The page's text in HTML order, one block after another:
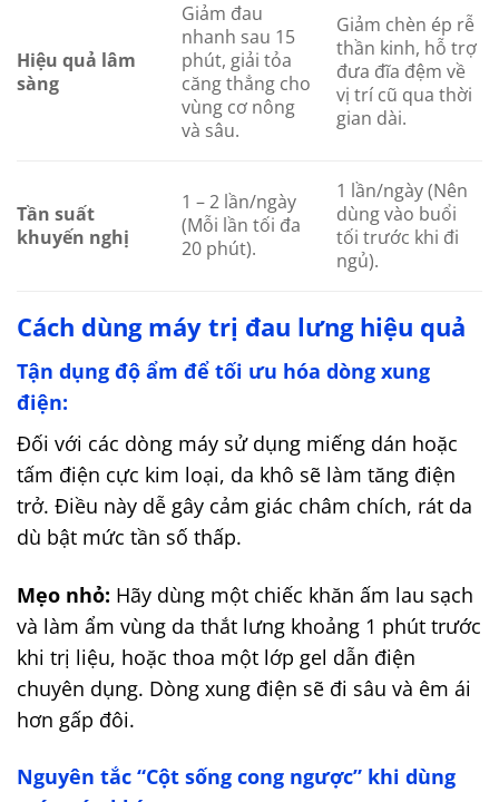
Hiệu quả lâm
sàng
Giảm đau
nhanh sau 15
phút, giải tỏa
căng thẳng cho
vùng cơ nông
và sâu.
Giảm chèn ép rễ
thần kinh, hỗ trợ
đưa đĩa đệm về
vị trí cũ qua thời
gian dài.
Tần suất
khuyến nghị
1 – 2 lần/ngày
(Mỗi lần tối đa
20 phút).
1 lần/ngày (Nên
dùng vào buổi
tối trước khi đi
ngủ).
Cách dùng máy trị đau lưng hiệu quả
Tận dụng độ ẩm để tối ưu hóa dòng xung
điện:
Đối với các dòng máy sử dụng miếng dán hoặc
tấm điện cực kim loại, da khô sẽ làm tăng điện
trở. Điều này dễ gây cảm giác châm chích, rát da
dù bật mức tần số thấp.
Mẹo nhỏ: Hãy dùng một chiếc khăn ấm lau sạch
và làm ẩm vùng da thắt lưng khoảng 1 phút trước
khi trị liệu, hoặc thoa một lớp gel dẫn điện
chuyên dụng. Dòng xung điện sẽ đi sâu và êm ái
hơn gấp đôi.
Nguyên tắc “Cột sống cong ngược” khi dùng